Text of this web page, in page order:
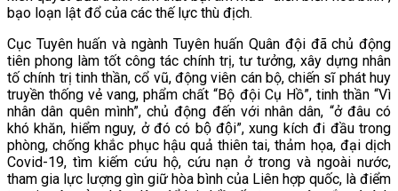
bạo loạn lật đổ của các thế lực thù địch.
Cục Tuyên huấn và ngành Tuyên huấn Quân đội đã chủ động
tiên phong làm tốt công tác chính trị, tư tưởng, xây dựng nhân
tố chính trị tinh thần, cổ vũ, động viên cán bộ, chiến sĩ phát huy
truyền thống vẻ vang, phẩm chất “Bộ đội Cụ Hồ”, tinh thần “Vì
nhân dân quên mình”, chủ động đến với nhân dân, “ở đâu có
khó khăn, hiểm nguy, ở đó có bộ đội”, xung kích đi đầu trong
phòng, chống khắc phục hậu quả thiên tai, thảm họa, đại dịch
Covid-19, tìm kiếm cứu hộ, cứu nạn ở trong và ngoài nước,
tham gia lực lượng gìn giữ hòa bình của Liên hợp quốc, là điểm